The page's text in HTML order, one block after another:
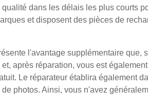
dans les délais les plus courts
et disposent des pièces de
l'avantage supplémentaire que,
après réparation, vous est
Le réparateur établira également
photos. Ainsi, vous n'avez